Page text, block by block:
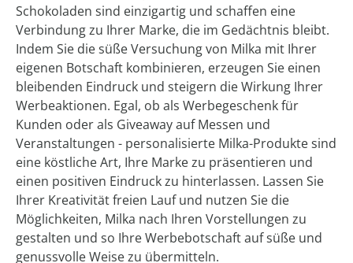
Schokoladen sind einzigartig und schaffen eine
Verbindung zu Ihrer Marke, die im Gedächtnis bleibt.
Indem Sie die süße Versuchung von Milka mit Ihrer
eigenen Botschaft kombinieren, erzeugen Sie einen
bleibenden Eindruck und steigern die Wirkung Ihrer
Werbeaktionen. Egal, ob als Werbegeschenk für
Kunden oder als Giveaway auf Messen und
Veranstaltungen - personalisierte Milka-Produkte sind
eine köstliche Art, Ihre Marke zu präsentieren und
einen positiven Eindruck zu hinterlassen. Lassen Sie
Ihrer Kreativität freien Lauf und nutzen Sie die
Möglichkeiten, Milka nach Ihren Vorstellungen zu
gestalten und so Ihre Werbebotschaft auf süße und
genussvolle Weise zu übermitteln.